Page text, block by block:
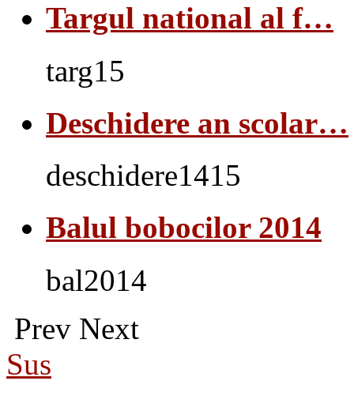
Targul national al f…
targ15
Deschidere an scolar…
deschidere1415
Balul bobocilor 2014
bal2014
Prev Next
Sus